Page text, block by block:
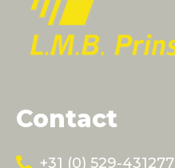
Contact
+31 (0) 529-431277